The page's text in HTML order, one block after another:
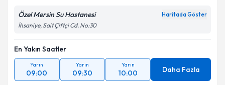
Özel Mersin Su Hastanesi Haritada Göster
İhsaniye, Sait Çiftçi Cd. No:30
En Yakın Saatler
Yarın
09:00
Yarın
09:30
Yarın
10:00 Daha Fazla